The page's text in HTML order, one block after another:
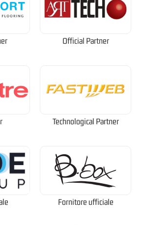
Official Partner
Technological Partner
Fornitore ufficiale